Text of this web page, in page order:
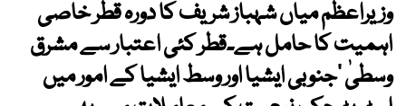
وزیراعظم میاں شہباز شریف کا دورہ قطر خاصی
اہمیت کا حامل ہے۔قطر کئی اعتبار سے مشرق
وسطیٰ ‘جنوبی ایشیا اور وسط ایشیا کے امور میں